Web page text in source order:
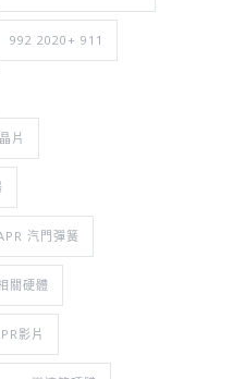
992 2020+ 911
片
汽門彈簧
關硬體
影片